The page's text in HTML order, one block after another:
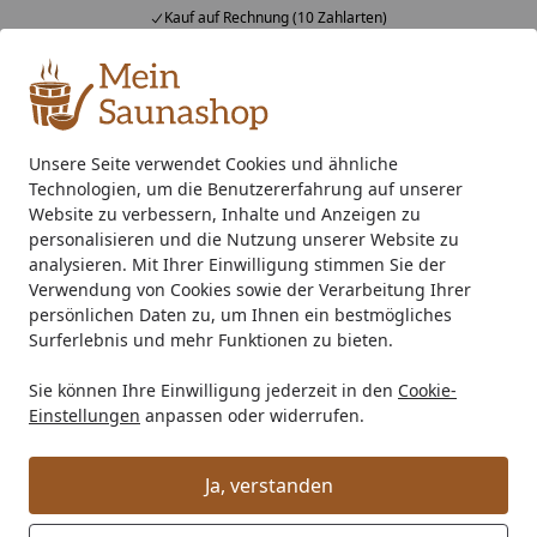
Unsere Seite verwendet Cookies und ähnliche
Technologien, um die Benutzererfahrung auf unserer
Website zu verbessern, Inhalte und Anzeigen zu
personalisieren und die Nutzung unserer Website zu
analysieren. Mit Ihrer Einwilligung stimmen Sie der
Verwendung von Cookies sowie der Verarbeitung Ihrer
persönlichen Daten zu, um Ihnen ein bestmögliches
Surferlebnis und mehr Funktionen zu bieten.
Sie können Ihre Einwilligung jederzeit in den Cookie-
Einstellungen anpassen oder widerrufen.
Ja, verstanden
Kauf auf Rechnung (10 Zahlarten)
Alle Produkte
Mein Konto
Suchen
Startseite
Indoor-Sauna Massivholzsauna Eckeinstieg Sauna
Weka Sauna Valida Eck 1.8 mit
Glastür/Fenster- Massivholzsauna
38 mm